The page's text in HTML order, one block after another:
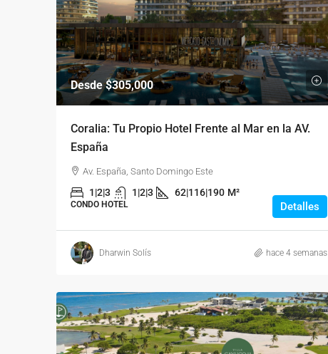
Desde$305,000
Coralia: Tu Propio Hotel Frente al Mar en la AV.
España
Av. España, Santo Domingo Este
1|2|3 1|2|3 62|116|190 M²
CONDO HOTEL Detalles
Dharwin Solís hace 4 semanas